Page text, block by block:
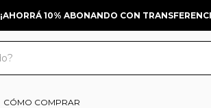
¡AHORRÁ 10% ABONANDO CON
CÓMO COMPRAR